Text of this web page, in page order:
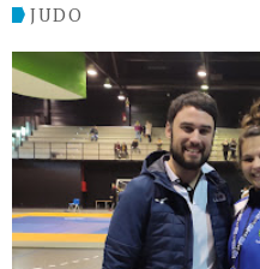
JUDO